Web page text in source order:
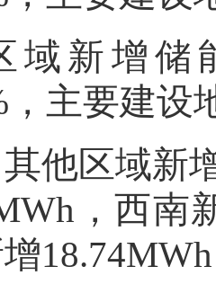
域新增储
，主要建设
他区域新
，西南